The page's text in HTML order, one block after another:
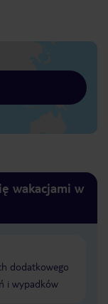
wakacjami w
dodatkowego
i wypadków